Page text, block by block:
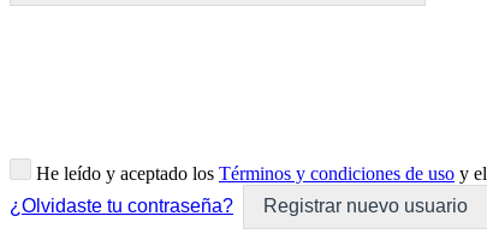
He leído y aceptado los Términos y condiciones de uso y el
¿Olvidaste tu contraseña?
Registrar nuevo usuario